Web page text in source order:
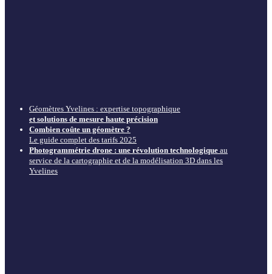
Géomètres Yvelines : expertise topographique
et solutions de mesure haute précision
Combien coûte un géomètre ?
Le guide complet des tarifs 2025
Photogrammétrie drone : une révolution technologique au
service de la cartographie et de la modélisation 3D dans les
Yvelines